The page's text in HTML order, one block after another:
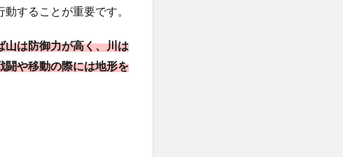
することが重要です。
山は防御力が高く、川は
闘や移動の際には地形を